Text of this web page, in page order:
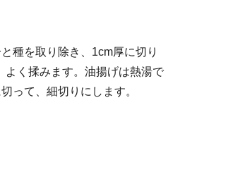
種を取り除き、1cm厚に切り
よく揉みます。油揚げは熱湯で
って、細切りにします。